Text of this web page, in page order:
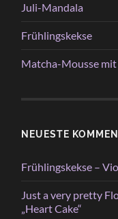
Juli-Mandala
Frühlingskekse
Matcha-Mousse mit
NEUESTE
Frühlingskekse –
Just a very pretty
„Heart Cake“